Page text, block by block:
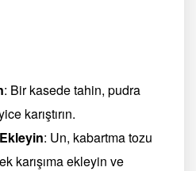
: Bir kasede tahin, pudra
karıştırın.
: Un, kabartma tozu
karışıma ekleyin ve